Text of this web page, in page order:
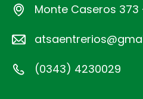
Monte Caseros 373
(0343) 4230029